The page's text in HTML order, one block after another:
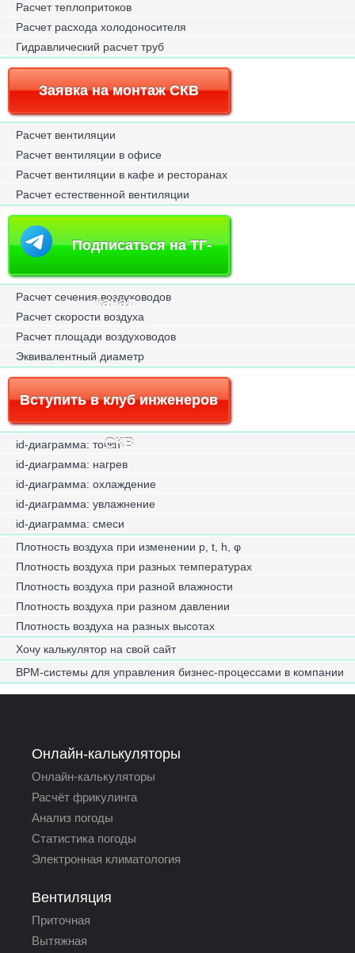
Расчет теплопритоков
Расчет расхода холодоносителя
Гидравлический расчет труб
Заявка на монтаж СКВ
Расчет вентиляции
Расчет вентиляции в офисе
Расчет вентиляции в кафе и ресторанах
Расчет естественной вентиляции
Подписаться на ТГ-
канал
Расчет сечения воздуховодов
Расчет скорости воздуха
Расчет площади воздуховодов
Эквивалентный диаметр
Вступить в клуб инженеров
СКВ
id-диаграмма: точки
id-диаграмма: нагрев
id-диаграмма: охлаждение
id-диаграмма: увлажнение
id-диаграмма: смеси
Плотность воздуха при изменении p, t, h, φ
Плотность воздуха при разных температурах
Плотность воздуха при разной влажности
Плотность воздуха при разном давлении
Плотность воздуха на разных высотах
Хочу калькулятор на свой сайт
BPM-системы для управления бизнес-процессами в компании
Онлайн-калькуляторы
Онлайн-калькуляторы
Расчёт фрикулинга
Анализ погоды
Статистика погоды
Электронная климатология
Вентиляция
Приточная
Вытяжная